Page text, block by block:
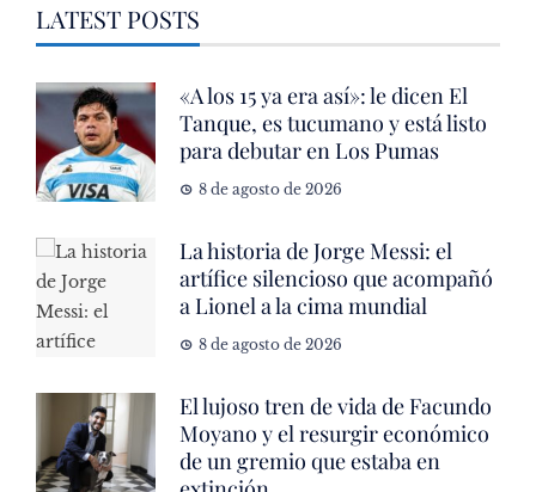
LATEST POSTS
«A los 15 ya era así»: le dicen El
Tanque, es tucumano y está listo
para debutar en Los Pumas
8 de agosto de 2026
La historia de Jorge Messi: el
artífice silencioso que acompañó
a Lionel a la cima mundial
8 de agosto de 2026
El lujoso tren de vida de Facundo
Moyano y el resurgir económico
de un gremio que estaba en